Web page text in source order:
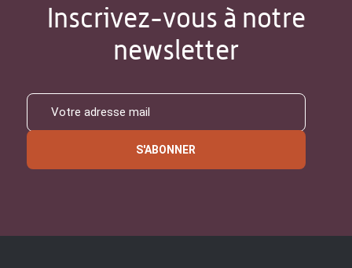
Inscrivez-vous à notre
newsletter
S'ABONNER